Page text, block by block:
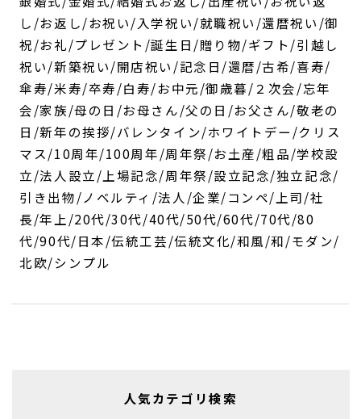
し/お返し/お祝い/入学祝い/就職祝い/還暦祝い/御
祝/お礼/プレゼント/誕生日/贈り物/ギフト/引越し
祝い/新築祝い/開店祝い/記念日/還暦/古希/喜寿/
傘寿/米寿/卒寿/白寿/お中元/御歳暮/２次会/忘年
会/家族/母の日/お母さん/父の日/お父さん/敬老の
日/新年の挨拶/バレンタイン/ホワイトデー/クリス
マス/10周年/100周年/周年祭/お土産/粗品/学校設
立/法人設立/上場記念/周年祭/設立記念/独立記念/
引き出物/ノベルティ/法人/企業/コンペ/上司/社
長/年上/20代/30代/40代/50代/60代/70代/80
代/90代/日本/伝統工芸/伝統文化/和風/和/モダン/
北欧/シンプル
人気カテゴリ検索